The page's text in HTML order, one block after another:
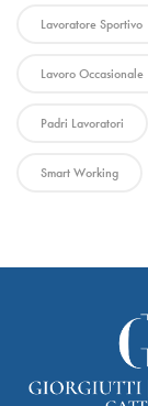
Lavoratore Sportivo
Lavoro Occasionale
Padri Lavoratori
Smart Working